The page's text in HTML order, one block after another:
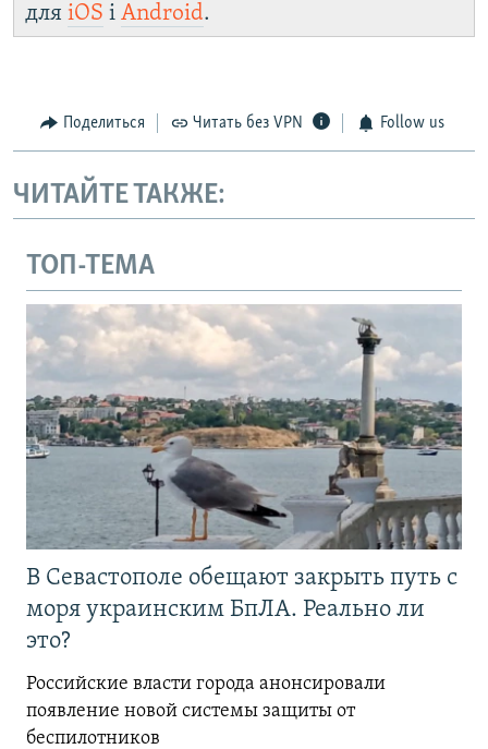
для iOS і Android.
Поделиться Читать без VPN Follow us
ЧИТАЙТЕ ТАКЖЕ:
ТОП-ТЕМА
В Севастополе обещают закрыть путь с
моря украинским БпЛА. Реально ли
это?
Российские власти города анонсировали
появление новой системы защиты от
беспилотников